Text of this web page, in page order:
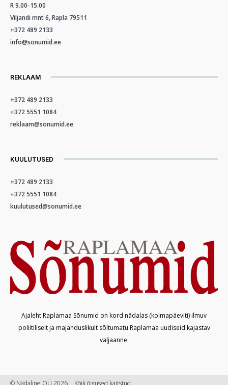
R 9.00-15.00
Viljandi mnt 6, Rapla 79511
+372 489 2133
info@sonumid.ee
REKLAAM
+372 489 2133
+372 5551 1084
reklaam@sonumid.ee
KUULUTUSED
+372 489 2133
+372 5551 1084
kuulutused@sonumid.ee
Ajaleht Raplamaa Sõnumid on kord nädalas (kolmapäeviti) ilmuv
poliitiliselt ja majanduslikult sõltumatu Raplamaa uudiseid kajastav
väljaanne.
© Nädaline OÜ 2026 | Kõik õigused kaitstud